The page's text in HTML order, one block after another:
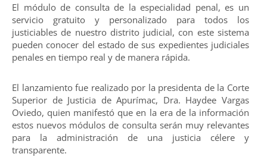
El módulo de consulta de la especialidad penal, es un
servicio gratuito y personalizado para todos los
justiciables de nuestro distrito judicial, con este sistema
pueden conocer del estado de sus expedientes judiciales
penales en tiempo real y de manera rápida.
El lanzamiento fue realizado por la presidenta de la Corte
Superior de Justicia de Apurímac, Dra. Haydee Vargas
Oviedo, quien manifestó que en la era de la información
estos nuevos módulos de consulta serán muy relevantes
para la administración de una justicia célere y
transparente.